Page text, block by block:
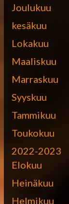
Joulukuu
kesäkuu
Lokakuu
Maaliskuu
Marraskuu
Syyskuu
Tammikuu
Toukokuu
2022-2023
Elokuu
Heinäkuu
Helmikuu